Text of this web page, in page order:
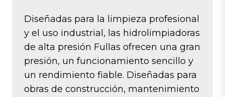
Diseñadas para la limpieza profesional
y el uso industrial, las hidrolimpiadoras
de alta presión Fullas ofrecen una gran
presión, un funcionamiento sencillo y
un rendimiento fiable. Diseñadas para
obras de construcción, mantenimiento